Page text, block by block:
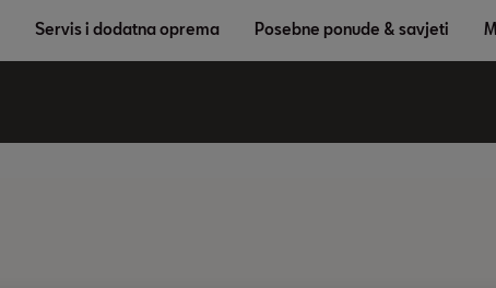
Servis i dodatna oprema Posebne ponude & savjeti